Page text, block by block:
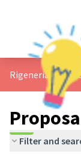
Rigeneriamo
Filter and